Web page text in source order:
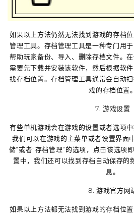
如果以上方法仍然无法找到游戏的存档
管理工具。存档管理工具是一种专门用
帮助玩家备份、导入、删除存档文件。
需要先下载并安装该软件，然后根据软
找存档位置。存档管理工具通常会自动
戏的存档位置。
7. 游戏设置
有些单机游戏会在游戏的设置或者选项
我们可以在游戏的主菜单或者设置界面
储”或者“存档管理”的选项，点击该选项
置中，我们还可以找到存档自动保存的
息。
8. 游戏官方网
如果以上方法都无法找到游戏的存档位